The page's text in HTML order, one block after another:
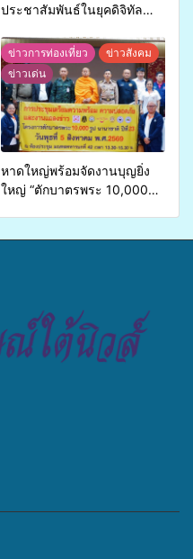
ประชาสัมพันธ์ในยุคดิจิทัล
ข่ายสื่อสารองค์กร ระดมสมอง
วางแนวทางการทำงาน ปูทาง
สู่การสร้างภาพลักษณ์ที่ดีของ
มหาวิทยาลัย
ข่าวการท่องเที่ยว
ข่าวสังคม
ข่าวเด่น
หาดใหญ่พร้อมจัดงานบุญยิ่ง
ใหญ่ “ตักบาตรพระ 10,000